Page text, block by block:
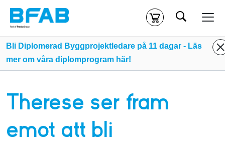
Kassa
Klickahärför att komma till alla tillgängliga onlinekurser.
Sök
Bli Diplomerad Byggprojektledare på 11 dagar - Läs
mer om våra diplomprogram här!
Therese ser fram
emot att bli